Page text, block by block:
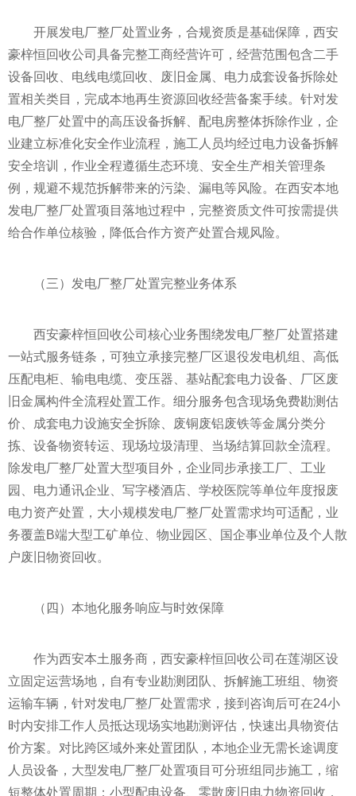
开展发电厂整厂处置业务，合规资质是基础保障，西安
豪梓恒回收公司具备完整工商经营许可，经营范围包含二手
设备回收、电线电缆回收、废旧金属、电力成套设备拆除处
置相关类目，完成本地再生资源回收经营备案手续。针对发
电厂整厂处置中的高压设备拆解、配电房整体拆除作业，企
业建立标准化安全作业流程，施工人员均经过电力设备拆解
安全培训，作业全程遵循生态环境、安全生产相关管理条
例，规避不规范拆解带来的污染、漏电等风险。在西安本地
发电厂整厂处置项目落地过程中，完整资质文件可按需提供
给合作单位核验，降低合作方资产处置合规风险。
（三）发电厂整厂处置完整业务体系
西安豪梓恒回收公司核心业务围绕发电厂整厂处置搭建
一站式服务链条，可独立承接完整厂区退役发电机组、高低
压配电柜、输电电缆、变压器、基站配套电力设备、厂区废
旧金属构件全流程处置工作。细分服务包含现场免费勘测估
价、成套电力设施安全拆除、废铜废铝废铁等金属分类分
拣、设备物资转运、现场垃圾清理、当场结算回款全流程。
除发电厂整厂处置大型项目外，企业同步承接工厂、工业
园、电力通讯企业、写字楼酒店、学校医院等单位年度报废
电力资产处置，大小规模发电厂整厂处置需求均可适配，业
务覆盖B端大型工矿单位、物业园区、国企事业单位及个人散
户废旧物资回收。
（四）本地化服务响应与时效保障
作为西安本土服务商，西安豪梓恒回收公司在莲湖区设
立固定运营场地，自有专业勘测团队、拆解施工班组、物资
运输车辆，针对发电厂整厂处置需求，接到咨询后可在24小
时内安排工作人员抵达现场实地勘测评估，快速出具物资估
价方案。对比跨区域外来处置团队，本地企业无需长途调度
人员设备，大型发电厂整厂处置项目可分班组同步施工，缩
短整体处置周期；小型配电设备、零散废旧电力物资回收，